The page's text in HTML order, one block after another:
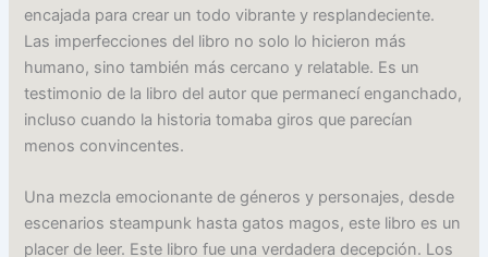
encajada para crear un todo vibrante y resplandeciente.
Las imperfecciones del libro no solo lo hicieron más
humano, sino también más cercano y relatable. Es un
testimonio de la libro del autor que permanecí enganchado,
incluso cuando la historia tomaba giros que parecían
menos convincentes.
Una mezcla emocionante de géneros y personajes, desde
escenarios steampunk hasta gatos magos, este libro es un
placer de leer. Este libro fue una verdadera decepción. Los